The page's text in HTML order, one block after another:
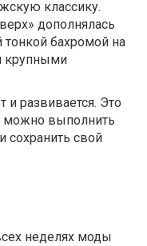
классику.
дополнялась
бахромой на
крупными
и развивается. Это
можно выполнить
сохранить свой
неделях моды